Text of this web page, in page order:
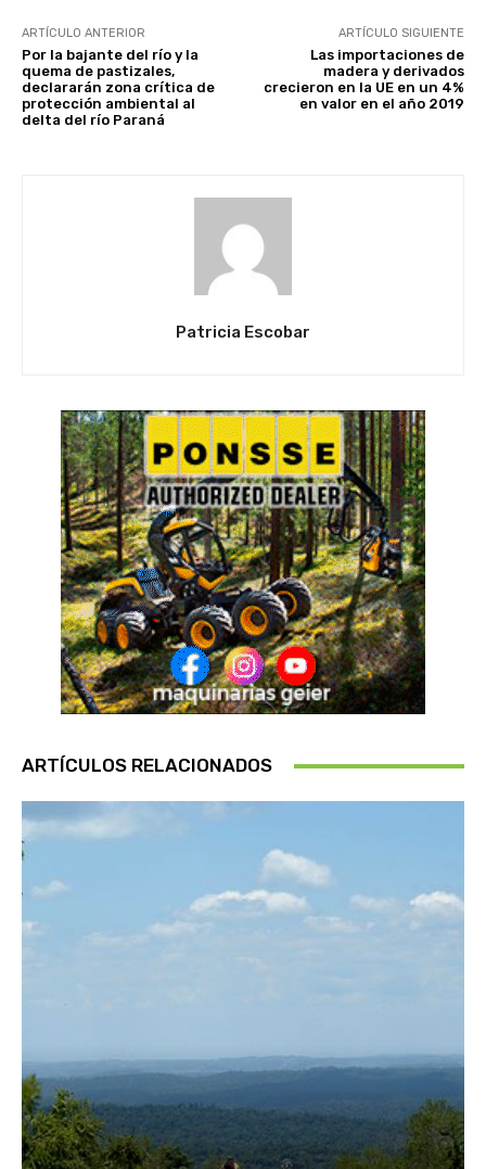
ARTÍCULO ANTERIOR
Por la bajante del río y la
quema de pastizales,
declararán zona crítica de
protección ambiental al
delta del río Paraná
ARTÍCULO SIGUIENTE
Las importaciones de
madera y derivados
crecieron en la UE en un 4%
en valor en el año 2019
Patricia Escobar
ARTÍCULOS RELACIONADOS